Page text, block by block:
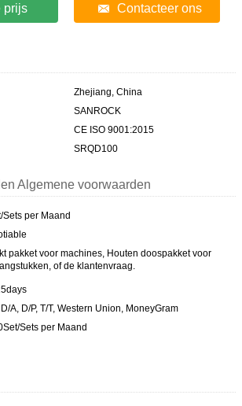
prijs Contacteer ons
Zhejiang, China
SANROCK
CE ISO 9001:2015
SRQD100
Algemene voorwaarden
Sets per Maand
pakket voor machines, Houten doospakket voor
of de klantenvraag.
A, D/P, T/T, Western Union, MoneyGram
Sets per Maand